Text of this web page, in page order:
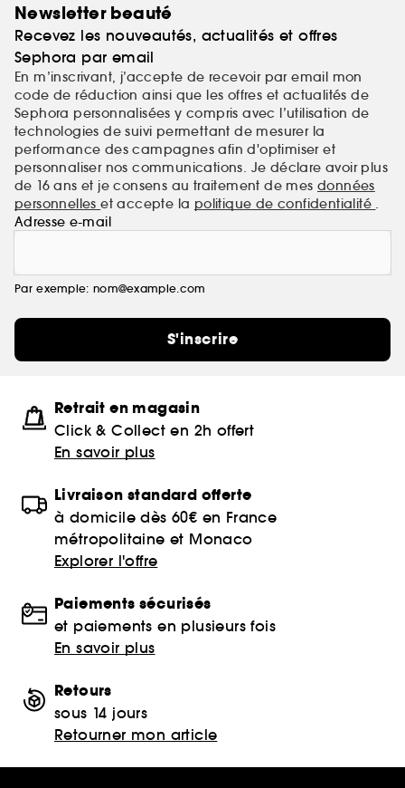
Newsletter beauté
Recevez les nouveautés, actualités et offres
Sephora par email
En m’inscrivant, j’accepte de recevoir par email mon
code de réduction ainsi que les offres et actualités de
Sephora personnalisées y compris avec l’utilisation de
technologies de suivi permettant de mesurer la
performance des campagnes afin d'optimiser et
personnaliser nos communications. Je déclare avoir plus
de 16 ans et je consens au traitement de mes données
personnelleset accepte la politique de confidentialité .
Adresse e-mail
Par exemple: nom@example.com
S'inscrire
Retrait en magasin
Click & Collect en 2h offert
En savoir plus
Livraison standard offerte
à domicile dès 60€ en France
métropolitaine et Monaco
Explorer l'offre
Paiements sécurisés
et paiements en plusieurs fois
En savoir plus
Retours
sous 14 jours
Retourner mon article